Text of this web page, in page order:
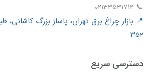
📞 02133531712
📍 بازار چراغ برق تهران، پاساژ بزرگ کاشانی،
۳۵۲
دسترسی سریع